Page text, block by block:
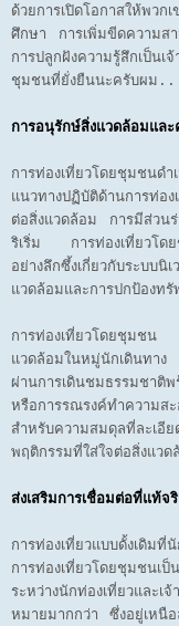
ด้วยการเปิดโอกาสให้พว
ศึกษา การเพิ่มขีดความสา
การปลูกฝังความรู้สึกเป็น
ชุมชนที่ยั่งยืนนะครับผม
การอนุรักษ์สิ่งแวดล้อมแล
การท่องเที่ยวโดยชุมชน
แนวทางปฏิบัติด้านการท่อ
ต่อสิ่งแวดล้อม การมีส่วน
ริเริ่ม การท่องเที่ยวโด
อย่างลึกซึ้งเกี่ยวกับระบบ
แวดล้อมและการปกป้องท
การท่องเที่ยวโดยชุมชน
แวดล้อมในหมู่นักเดินทา
ผ่านการเดินชมธรรมชาติ
หรือการรณรงค์ทำควา
สำหรับความสมดุลที่ละ
พฤติกรรมที่ใส่ใจต่อสิ่งแวด
ส่งเสริมการเชื่อมต่อที่แท้จริ
การท่องเที่ยวแบบดั้งเดิม
การท่องเที่ยวโดยชุมชน
ระหว่างนักท่องเที่ยวและเ
หมายมากกว่า ซึ่งอยู่เหนือ